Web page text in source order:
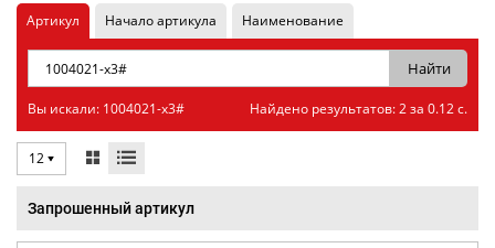
Артикул Начало артикула Наименование
Вы искали: 1004021-x3# Найдено результатов: 2 за 0.12 с.
12
Запрошенный артикул